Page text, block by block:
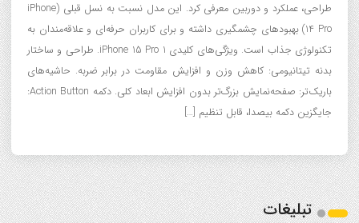
طراحی، عملکرد و دوربین معرفی کرد. این مدل نسبت به نسل قبلی (iPhone
14 Pro) بهبودهای چشمگیری داشته و برای کاربران حرفه‌ای و علاقه‌مندان به
تکنولوژی جذاب است. ویژگی‌های کلیدی iPhone 15 Pro 1. طراحی و ساختار
بدنه تیتانیومی: کاهش وزن و افزایش مقاومت در برابر ضربه. حاشیه‌های
باریک‌تر: صفحه‌نمایش بزرگ‌تر بدون افزایش ابعاد کلی. دکمه Action Button:
جایگزین دکمه بیصدا، قابل تنظیم […]
تبلیغات